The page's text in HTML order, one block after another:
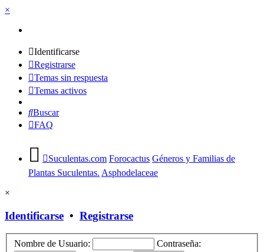
×
Identificarse
Registrarse
Temas sin respuesta
Temas activos
Buscar
FAQ
Suculentas.com Forocactus Géneros y Familias de
Plantas Suculentas. Asphodelaceae
×
Identificarse • Registrarse
Nombre de Usuario:
Contraseña: